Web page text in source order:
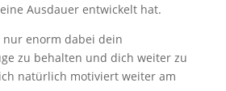
Ausdauer entwickelt hat.
enorm dabei dein
zu behalten und dich weiter zu
natürlich motiviert weiter am